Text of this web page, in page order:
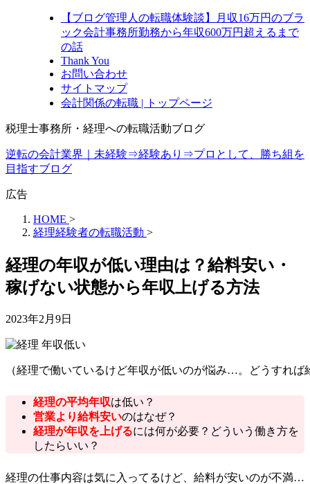
【ブログ管理人の転職体験談】月収16万円のブラ
ック会計事務所勤務から年収600万円超えるまで
の話
Thank You
お問い合わせ
サイトマップ
会計関係の転職 | トップページ
税理士事務所・経理への転職活動ブログ
逆転の会計業界｜未経験⇒経験あり⇒プロとして、勝ち組を
目指すブログ
広告
HOME >
経理経験者の転職活動 >
経理の年収が低い理由は？給料安い・
稼げない状態から年収上げる方法
2023年2月9日
（経理で働いているけど年収が低いのが悩み…。どうすれば
経理の平均年収は低い？
営業より給料安いのはなぜ？
経理が年収を上げるには何が必要？どういう働き方を
したらいい？
経理の仕事内容は気に入ってるけど、給料が安いのが不満…